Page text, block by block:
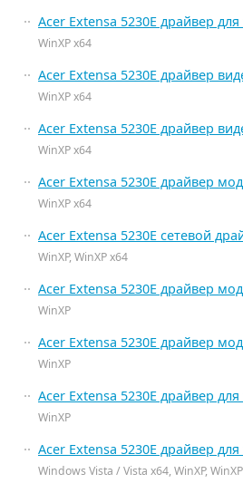
Acer Extensa 5230E драйвер для
WinXP x64
Acer Extensa 5230E драйвер
WinXP x64
Acer Extensa 5230E драйвер
WinXP x64
Acer Extensa 5230E драйвер
WinXP x64
Acer Extensa 5230E сетевой
WinXP, WinXP x64
Acer Extensa 5230E драйвер
WinXP
Acer Extensa 5230E драйвер
WinXP
Acer Extensa 5230E драйвер для
WinXP
Acer Extensa 5230E драйвер для
Windows Vista / Vista x64, WinXP,